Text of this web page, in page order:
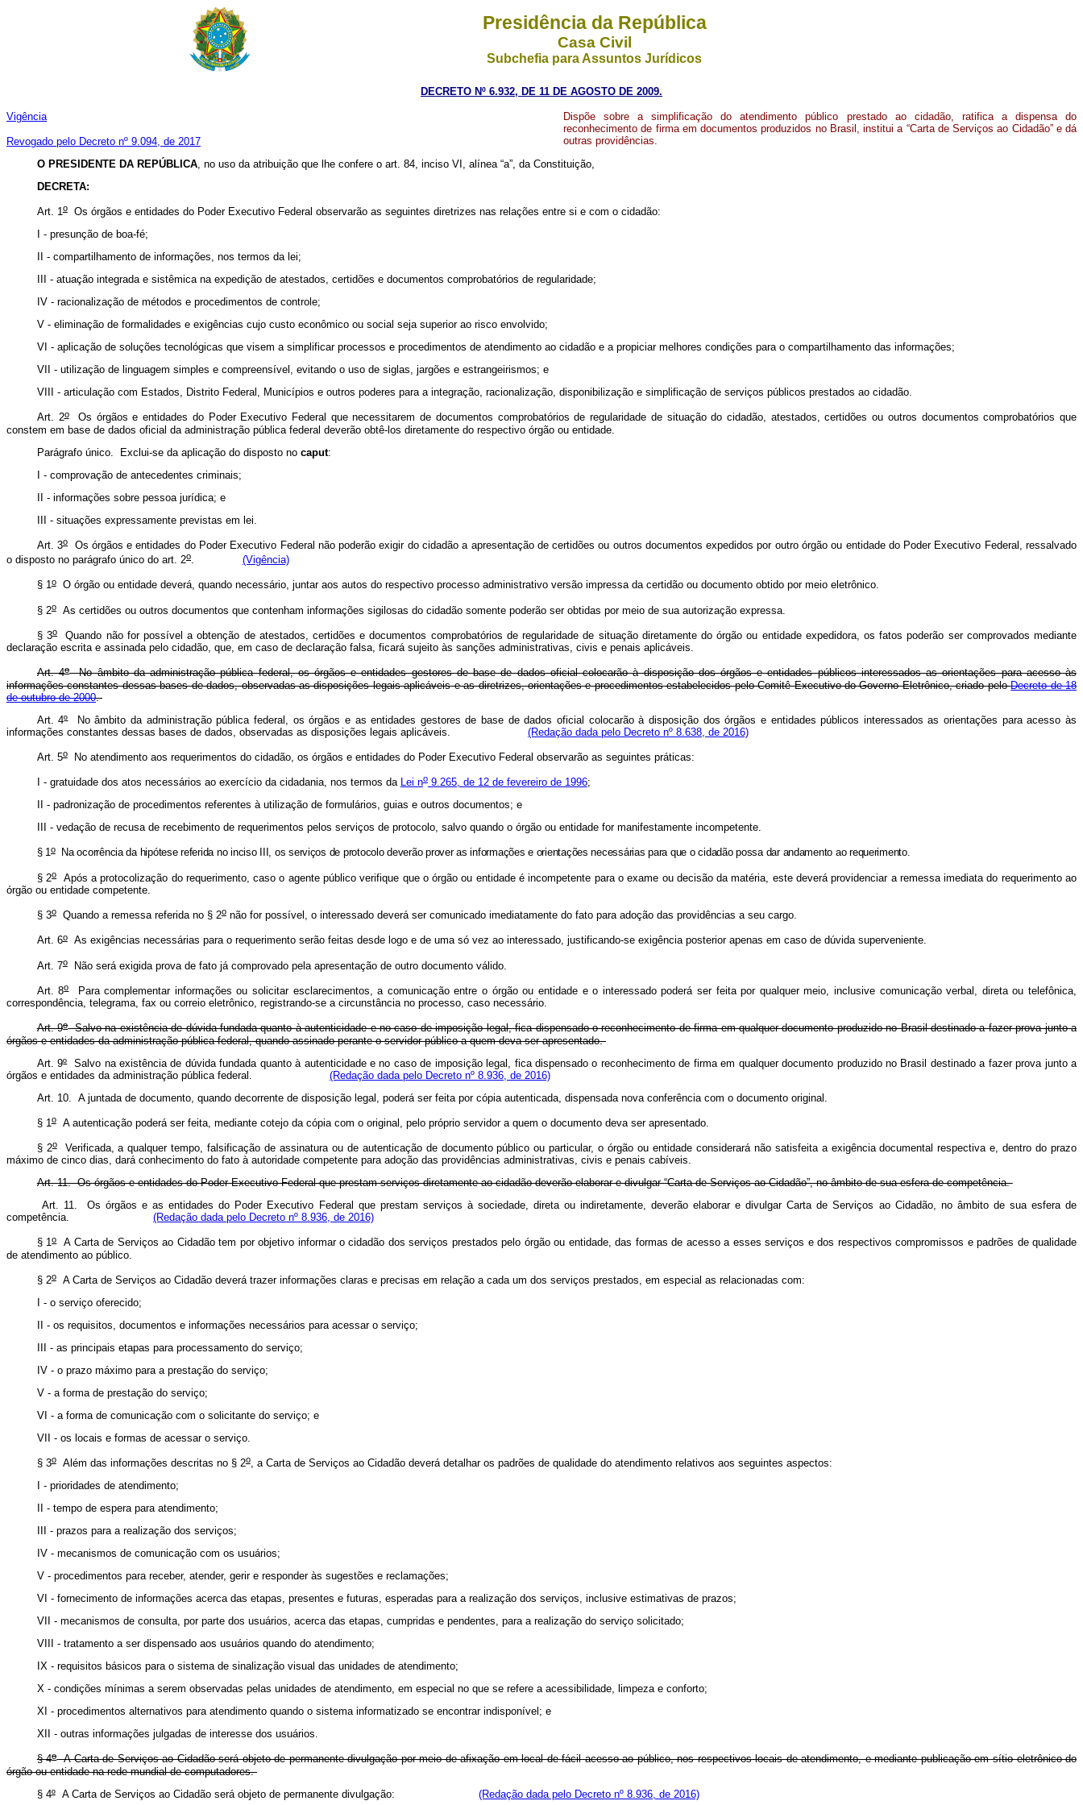
Presidência da República
Casa Civil
Subchefia para Assuntos Jurídicos
DECRETO Nº 6.932, DE 11 DE AGOSTO DE 2009.
Vigência
Revogado pelo Decreto nº 9.094, de 2017
Dispõe sobre a simplificação do atendimento público prestado ao cidadão, ratifica a dispensa do
reconhecimento de firma em documentos produzidos no Brasil, institui a “Carta de Serviços ao Cidadão” e dá
outras providências.
O PRESIDENTE DA REPÚBLICA, no uso da atribuição que lhe confere o art. 84, inciso VI, alínea “a”, da Constituição,
DECRETA:
Art. 1oOs órgãos e entidades do Poder Executivo Federal observarão as seguintes diretrizes nas relações entre si e com o cidadão:
I - presunção de boa-fé;
II - compartilhamento de informações, nos termos da lei;
III - atuação integrada e sistêmica na expedição de atestados, certidões e documentos comprobatórios de regularidade;
IV - racionalização de métodos e procedimentos de controle;
V - eliminação de formalidades e exigências cujo custo econômico ou social seja superior ao risco envolvido;
VI - aplicação de soluções tecnológicas que visem a simplificar processos e procedimentos de atendimento ao cidadão e a propiciar melhores condições para o compartilhamento das informações;
VII - utilização de linguagem simples e compreensível, evitando o uso de siglas, jargões e estrangeirismos; e
VIII - articulação com Estados, Distrito Federal, Municípios e outros poderes para a integração, racionalização, disponibilização e simplificação de serviços públicos prestados ao cidadão.
Art. 2oOs órgãos e entidades do Poder Executivo Federal que necessitarem de documentos comprobatórios de regularidade de situação do cidadão, atestados, certidões ou outros documentos comprobatórios que
constem em base de dados oficial da administração pública federal deverão obtê-los diretamente do respectivo órgão ou entidade.
Parágrafo único. Exclui-se da aplicação do disposto no caput:
I - comprovação de antecedentes criminais;
II - informações sobre pessoa jurídica; e
III - situações expressamente previstas em lei.
Art. 3o
Os órgãos e entidades do Poder Executivo Federal não poderão exigir do cidadão a apresentação de certidões ou outros documentos expedidos por outro órgão ou entidade do Poder Executivo Federal, ressalvado
o disposto no parágrafo único do art. 2o. (Vigência)
§ 1oO órgão ou entidade deverá, quando necessário, juntar aos autos do respectivo processo administrativo versão impressa da certidão ou documento obtido por meio eletrônico.
§ 2oAs certidões ou outros documentos que contenham informações sigilosas do cidadão somente poderão ser obtidas por meio de sua autorização expressa.
§ 3o
Quando não for possível a obtenção de atestados, certidões e documentos comprobatórios de regularidade de situação diretamente do órgão ou entidade expedidora, os fatos poderão ser comprovados mediante
declaração escrita e assinada pelo cidadão, que, em caso de declaração falsa, ficará sujeito às sanções administrativas, civis e penais aplicáveis.
Art. 4oNo âmbito da administração pública federal, os órgãos e entidades gestores de base de dados oficial colocarão à disposição dos órgãos e entidades públicos interessados as orientações para acesso às
informações constantes dessas bases de dados, observadas as disposições legais aplicáveis e as diretrizes, orientações e procedimentos estabelecidos pelo Comitê Executivo do Governo Eletrônico, criado peloDecreto de 18
de outubro de 2000.
Art. 4ºNo âmbito da administração pública federal, os órgãos e as entidades gestores de base de dados oficial colocarão à disposição dos órgãos e entidades públicos interessados as orientações para acesso às
informações constantes dessas bases de dados, observadas as disposições legais aplicáveis. (Redação dada pelo Decreto nº 8.638, de 2016)
Art. 5oNo atendimento aos requerimentos do cidadão, os órgãos e entidades do Poder Executivo Federal observarão as seguintes práticas:
I - gratuidade dos atos necessários ao exercício da cidadania, nos termos da Lei no9.265, de 12 de fevereiro de 1996;
II - padronização de procedimentos referentes à utilização de formulários, guias e outros documentos; e
III - vedação de recusa de recebimento de requerimentos pelos serviços de protocolo, salvo quando o órgão ou entidade for manifestamente incompetente.
§ 1oNa ocorrência da hipótese referida no inciso III, os serviços de protocolo deverão prover as informações e orientações necessárias para que o cidadão possa dar andamento ao requerimento.
§ 2o
Após a protocolização do requerimento, caso o agente público verifique que o órgão ou entidade é incompetente para o exame ou decisão da matéria, este deverá providenciar a remessa imediata do requerimento ao
órgão ou entidade competente.
§ 3oQuando a remessa referida no § 2onão for possível, o interessado deverá ser comunicado imediatamente do fato para adoção das providências a seu cargo.
Art. 6oAs exigências necessárias para o requerimento serão feitas desde logo e de uma só vez ao interessado, justificando-se exigência posterior apenas em caso de dúvida superveniente.
Art. 7oNão será exigida prova de fato já comprovado pela apresentação de outro documento válido.
Art. 8oPara complementar informações ou solicitar esclarecimentos, a comunicação entre o órgão ou entidade e o interessado poderá ser feita por qualquer meio, inclusive comunicação verbal, direta ou telefônica,
correspondência, telegrama, fax ou correio eletrônico, registrando-se a circunstância no processo, caso necessário.
Art. 9oSalvo na existência de dúvida fundada quanto à autenticidade e no caso de imposição legal, fica dispensado o reconhecimento de firma em qualquer documento produzido no Brasil destinado a fazer prova junto a
órgãos e entidades da administração pública federal, quando assinado perante o servidor público a quem deva ser apresentado.
Art. 9ºSalvo na existência de dúvida fundada quanto à autenticidade e no caso de imposição legal, fica dispensado o reconhecimento de firma em qualquer documento produzido no Brasil destinado a fazer prova junto a
órgãos e entidades da administração pública federal. (Redação dada pelo Decreto nº 8.936, de 2016)
Art. 10. A juntada de documento, quando decorrente de disposição legal, poderá ser feita por cópia autenticada, dispensada nova conferência com o documento original.
§ 1oA autenticação poderá ser feita, mediante cotejo da cópia com o original, pelo próprio servidor a quem o documento deva ser apresentado.
§ 2oVerificada, a qualquer tempo, falsificação de assinatura ou de autenticação de documento público ou particular, o órgão ou entidade considerará não satisfeita a exigência documental respectiva e, dentro do prazo
máximo de cinco dias, dará conhecimento do fato à autoridade competente para adoção das providências administrativas, civis e penais cabíveis.
Art. 11. Os órgãos e entidades do Poder Executivo Federal que prestam serviços diretamente ao cidadão deverão elaborar e divulgar “Carta de Serviços ao Cidadão”, no âmbito de sua esfera de competência.
Art. 11. Os órgãos e as entidades do Poder Executivo Federal que prestam serviços à sociedade, direta ou indiretamente, deverão elaborar e divulgar Carta de Serviços ao Cidadão, no âmbito de sua esfera de
competência. (Redação dada pelo Decreto nº 8.936, de 2016)
§ 1oA Carta de Serviços ao Cidadão tem por objetivo informar o cidadão dos serviços prestados pelo órgão ou entidade, das formas de acesso a esses serviços e dos respectivos compromissos e padrões de qualidade
de atendimento ao público.
§ 2oA Carta de Serviços ao Cidadão deverá trazer informações claras e precisas em relação a cada um dos serviços prestados, em especial as relacionadas com:
I - o serviço oferecido;
II - os requisitos, documentos e informações necessários para acessar o serviço;
III - as principais etapas para processamento do serviço;
IV - o prazo máximo para a prestação do serviço;
V - a forma de prestação do serviço;
VI - a forma de comunicação com o solicitante do serviço; e
VII - os locais e formas de acessar o serviço.
§ 3oAlém das informações descritas no § 2o, a Carta de Serviços ao Cidadão deverá detalhar os padrões de qualidade do atendimento relativos aos seguintes aspectos:
I - prioridades de atendimento;
II - tempo de espera para atendimento;
III - prazos para a realização dos serviços;
IV - mecanismos de comunicação com os usuários;
V - procedimentos para receber, atender, gerir e responder às sugestões e reclamações;
VI - fornecimento de informações acerca das etapas, presentes e futuras, esperadas para a realização dos serviços, inclusive estimativas de prazos;
VII - mecanismos de consulta, por parte dos usuários, acerca das etapas, cumpridas e pendentes, para a realização do serviço solicitado;
VIII - tratamento a ser dispensado aos usuários quando do atendimento;
IX - requisitos básicos para o sistema de sinalização visual das unidades de atendimento;
X - condições mínimas a serem observadas pelas unidades de atendimento, em especial no que se refere a acessibilidade, limpeza e conforto;
XI - procedimentos alternativos para atendimento quando o sistema informatizado se encontrar indisponível; e
XII - outras informações julgadas de interesse dos usuários.
§ 4oA Carta de Serviços ao Cidadão será objeto de permanente divulgação por meio de afixação em local de fácil acesso ao público, nos respectivos locais de atendimento, e mediante publicação em sítio eletrônico do
órgão ou entidade na rede mundial de computadores.
§ 4ºA Carta de Serviços ao Cidadão será objeto de permanente divulgação: (Redação dada pelo Decreto nº 8.936, de 2016)